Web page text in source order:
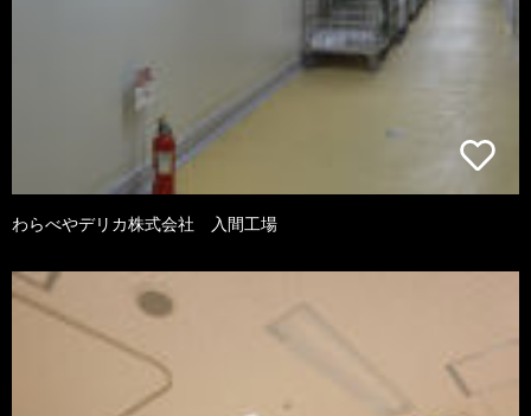
わらべやデリカ株式会社 入間工場